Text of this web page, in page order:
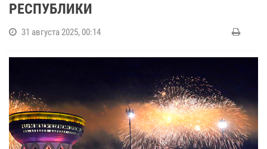
РЕСПУБЛИКИ
31 августа 2025, 00:14